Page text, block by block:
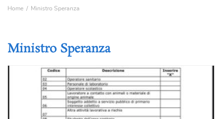
Home Ministro Speranza
Ministro Speranza